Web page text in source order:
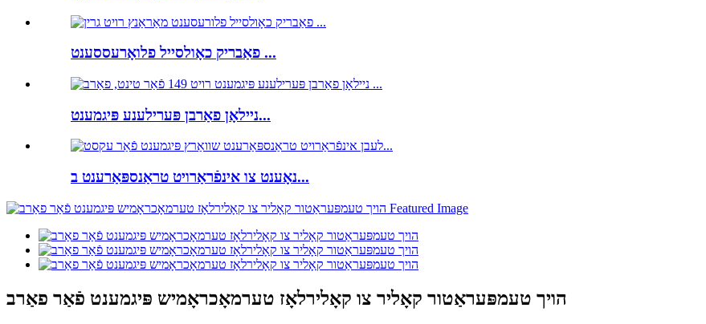
פאַבריק כאָולסייל פלואָרעססענט ...
ניילאָן פאַרבן פּערילענע פּיגמענט...
נאָענט צו אינפֿראַרויט טראַנספּאַרענט ב...
הויך טעמפּעראַטור קאָליר צו קאָלירלאָז טערמאָכראָמיש פּיגמענט פֿאַר פאַרב